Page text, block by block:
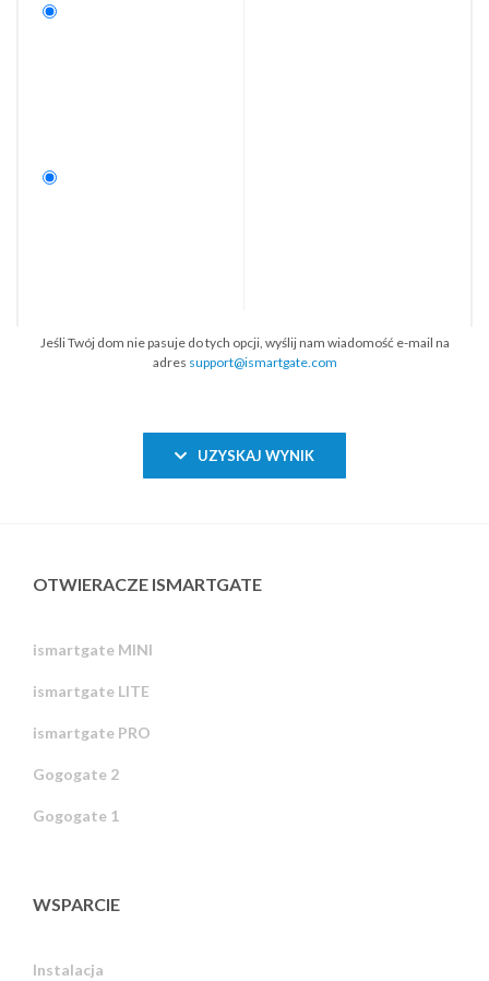
Jeśli Twój dom nie pasuje do tych opcji, wyślij nam wiadomość e-mail na
adres support@ismartgate.com
UZYSKAJ WYNIK
OTWIERACZE ISMARTGATE
ismartgate MINI
ismartgate LITE
ismartgate PRO
Gogogate 2
Gogogate 1
WSPARCIE
Instalacja